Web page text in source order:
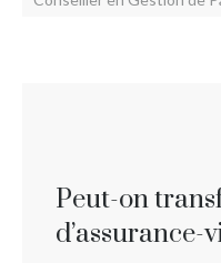
Peut-on
d’assurance-